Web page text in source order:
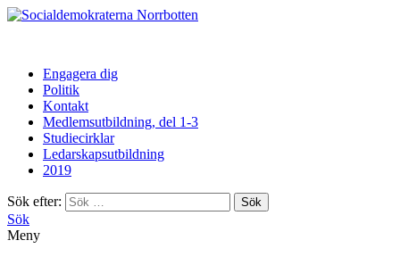
Norrbotten
Engagera dig
Politik
Kontakt
Medlemsutbildning, del 1-3
Studiecirklar
Ledarskapsutbildning
2019
Sök efter:
Sök
Meny